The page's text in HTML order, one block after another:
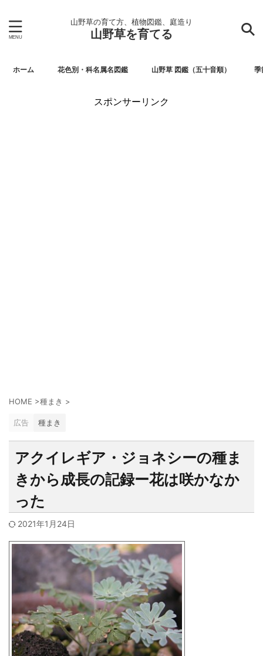
山野草の育て方、植物図鑑、庭造り
山野草を育てる
ホーム 花色別・科名属名図鑑 山野草 図鑑（五十音順） 季
スポンサーリンク
HOME >種まき >
広告 種まき
アクイレギア・ジョネシーの種ま
きから成長の記録ー花は咲かなか
った
2021年1月24日